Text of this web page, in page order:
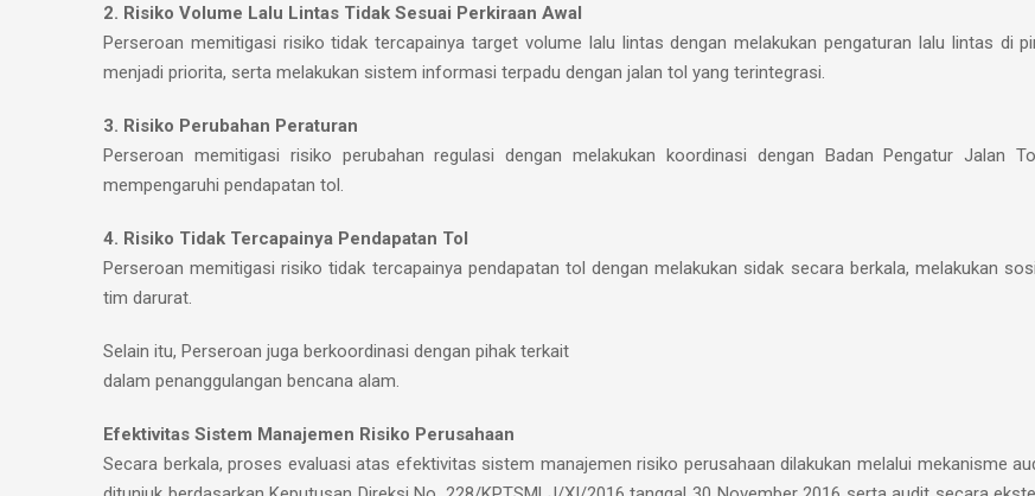
2. Risiko Volume Lalu Lintas Tidak Sesuai Perkiraan Awal
Perseroan memitigasi risiko tidak tercapainya target volume lalu lintas dengan melakukan pengaturan lalu lintas di
menjadi priorita, serta melakukan sistem informasi terpadu dengan jalan tol yang terintegrasi.
3. Risiko Perubahan Peraturan
Perseroan memitigasi risiko perubahan regulasi dengan melakukan koordinasi dengan Badan Pengatur Jalan
mempengaruhi pendapatan tol.
4. Risiko Tidak Tercapainya Pendapatan Tol
Perseroan memitigasi risiko tidak tercapainya pendapatan tol dengan melakukan sidak secara berkala, melakukan
tim darurat.
Selain itu, Perseroan juga berkoordinasi dengan pihak terkait
dalam penanggulangan bencana alam.
Efektivitas Sistem Manajemen Risiko Perusahaan
Secara berkala, proses evaluasi atas efektivitas sistem manajemen risiko perusahaan dilakukan melalui mekanisme